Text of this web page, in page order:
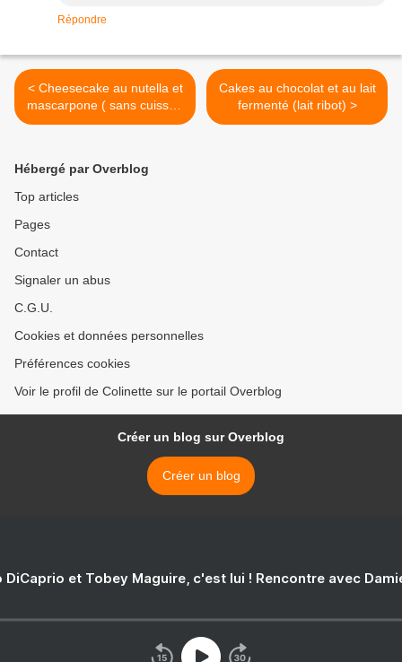
Répondre
< Cheesecake au nutella et
mascarpone ( sans cuisson
)
Cakes au chocolat et au lait
fermenté (lait ribot) >
Hébergé par Overblog
Top articles
Pages
Contact
Signaler un abus
C.G.U.
Cookies et données personnelles
Préférences cookies
Voir le profil de Colinette sur le portail Overblog
Créer un blog sur Overblog
Créer un blog
DiCaprio et Tobey Maguire, c'est lui ! Rencontre avec